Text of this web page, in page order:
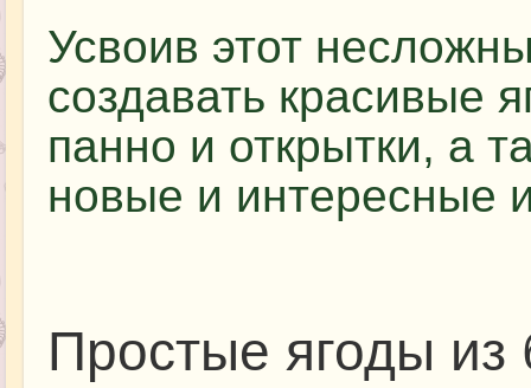
Усвоив этот
создавать красивые
панно и открытки, а
новые и интересные
Простые ягоды